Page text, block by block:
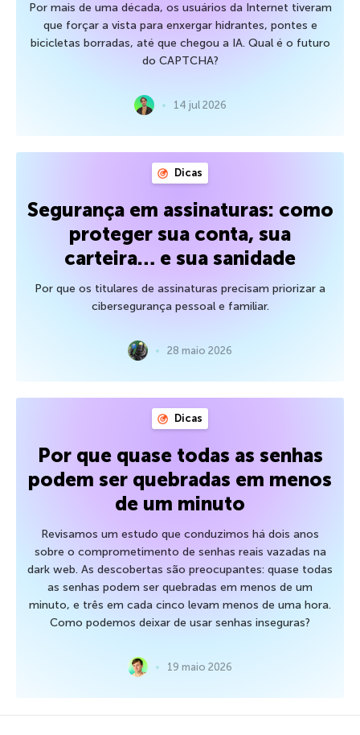
Por mais de uma década, os usuários da Internet tiveram
que forçar a vista para enxergar hidrantes, pontes e
bicicletas borradas, até que chegou a IA. Qual é o futuro
do CAPTCHA?
14 jul 2026
Dicas
Segurança em assinaturas: como
proteger sua conta, sua
carteira… e sua sanidade
Por que os titulares de assinaturas precisam priorizar a
cibersegurança pessoal e familiar.
28 maio 2026
Dicas
Por que quase todas as senhas
podem ser quebradas em menos
de um minuto
Revisamos um estudo que conduzimos há dois anos
sobre o comprometimento de senhas reais vazadas na
dark web. As descobertas são preocupantes: quase todas
as senhas podem ser quebradas em menos de um
minuto, e três em cada cinco levam menos de uma hora.
Como podemos deixar de usar senhas inseguras?
19 maio 2026